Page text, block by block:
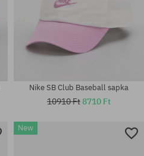
Nike SB Club Baseball sapka
10910 Ft8710 Ft
New